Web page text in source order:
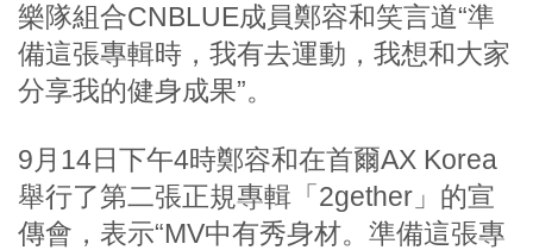
樂隊組合CNBLUE成員鄭容和笑言道“準
備這張專輯時，我有去運動，我想和大家
分享我的健身成果”。
9月14日下午4時鄭容和在首爾AX Korea
舉行了第二張正規專輯「2gether」的宣
傳會，表示“MV中有秀身材。準備這張專